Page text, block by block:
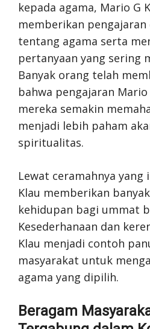
kepada agama, Mario G
memberikan pengajaran
tentang agama serta
pertanyaan yang sering
Banyak orang telah
bahwa pengajaran
mereka semakin
menjadi lebih paham
spiritualitas.
Lewat ceramahnya
Klau memberikan
kehidupan bagi ummat
Kesederhanaan dan
Klau menjadi contoh
masyarakat untuk
agama yang dipilih.
Beragam